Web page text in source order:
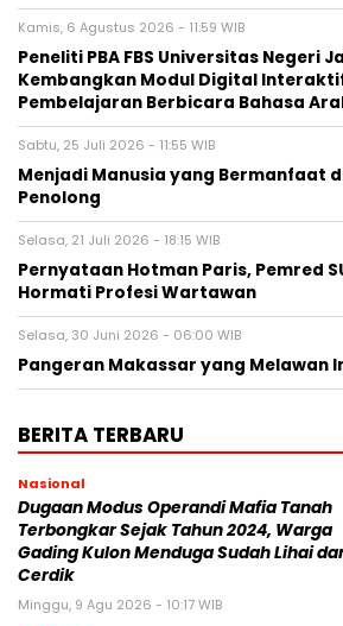
Kamis, 6 Agustus 2026 - 11:59 WIB
Peneliti PBA FBS Universitas Negeri
Kembangkan Modul Digital
Pembelajaran Berbicara Bahasa
Sabtu, 25 Juli 2026 - 11:55 WIB
Menjadi Manusia yang Bermanfaat
Penolong
Selasa, 21 Juli 2026 - 18:15 WIB
Pernyataan Hotman Paris, Pemred
Hormati Profesi Wartawan
Selasa, 30 Juni 2026 - 06:00 WIB
Pangeran Makassar yang Melawan
BERITA TERBARU
Nasional
Dugaan Modus Operandi Mafia Tanah
Terbongkar Sejak Tahun 2024, Warga
Gading Kulon Menduga Sudah Lihai
Cerdik
Minggu, 9 Agu 2026 - 10:17 WIB